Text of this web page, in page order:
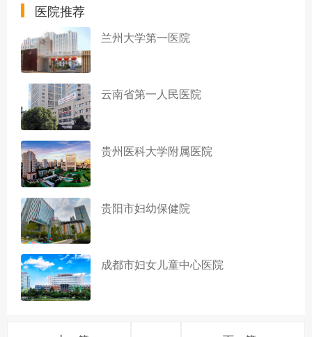
医院推荐
兰州大学第一医院
云南省第一人民医院
贵州医科大学附属医院
贵阳市妇幼保健院
成都市妇女儿童中心医院